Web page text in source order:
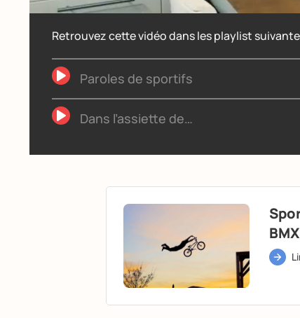
Retrouvez cette vidéo dans les playlist
Paroles de sportifs
Dans l’assiette de…